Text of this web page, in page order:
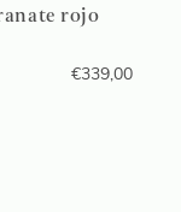
rojo
€339,00